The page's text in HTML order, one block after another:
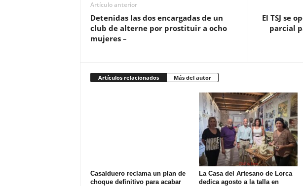
Artículo anterior
Detenidas las dos encargadas de un
club de alterne por prostituir a ocho
mujeres –
El TSJ se
parcial
Artículos relacionados Más del autor
Casalduero reclama un plan de
choque definitivo para acabar
La Casa del Artesano de Lorca
dedica agosto a la talla en